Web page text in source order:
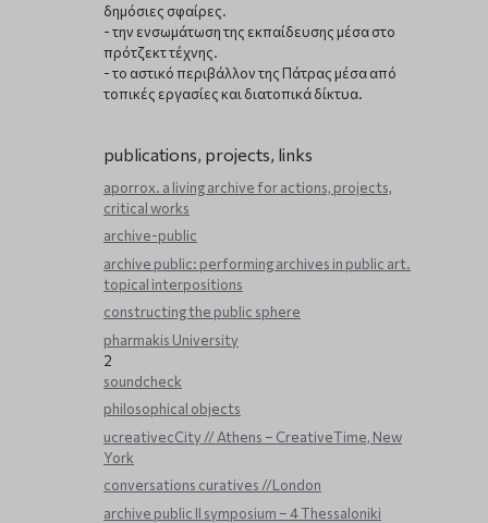
δημόσιες σφαίρες.
- την ενσωμάτωση της εκπαίδευσης μέσα στο
πρότζεκτ τέχνης.
- το αστικό περιβάλλον της Πάτρας μέσα από
τοπικές εργασίες και διατοπικά δίκτυα.
publications, projects, links
aporrox. a living archive for actions, projects,
critical works
archive-public
archive public: performing archives in public art.
topical interpositions
constructing the public sphere
pharmakis University
2
soundcheck
philosophical objects
ucreativecCity // Athens – CreativeTime, New
York
conversations curatives //London
archive public ΙΙ symposium – 4 Thessaloniki